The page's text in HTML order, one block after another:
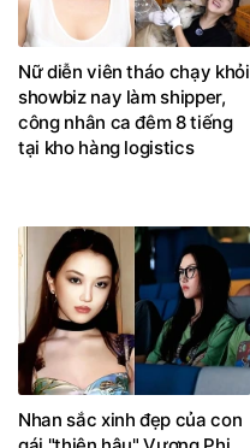
Nữ diễn viên tháo chạy khỏi
showbiz nay làm shipper,
công nhân ca đêm 8 tiếng
tại kho hàng logistics
Nhan sắc xinh đẹp của con